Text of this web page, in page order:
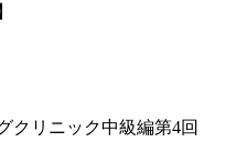
クリニック中級編第4回